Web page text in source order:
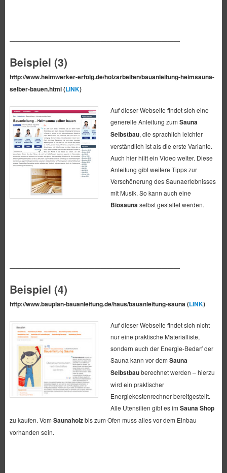
————————————————————————————
Beispiel (3)
http://www.heimwerker-erfolg.de/holzarbeiten/bauanleitung-heimsauna-
selber-bauen.html (LINK)
Auf dieser Webseite findet sich eine
generelle Anleitung zum Sauna
Selbstbau, die sprachlich leichter
verständlich ist als die erste Variante.
Auch hier hilft ein Video weiter. Diese
Anleitung gibt weitere Tipps zur
Verschönerung des Saunaerlebnisses
mit Musik. So kann auch eine
Biosauna selbst gestaltet werden.
————————————————————————————
Beispiel (4)
http://www.bauplan-bauanleitung.de/haus/bauanleitung-sauna (LINK)
Auf dieser Webseite findet sich nicht
nur eine praktische Materialliste,
sondern auch der Energie-Bedarf der
Sauna kann vor dem Sauna
Selbstbauberechnet werden – hierzu
wird ein praktischer
Energiekostenrechner bereitgestellt.
Alle Utensilien gibt es im Sauna Shop
zu kaufen. Vom Saunaholzbis zum Ofen muss alles vor dem Einbau
vorhanden sein.